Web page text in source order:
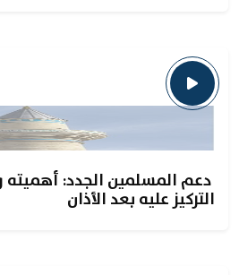
دعم المسلمين الجدد:
التركيز عليه بعد الأذان